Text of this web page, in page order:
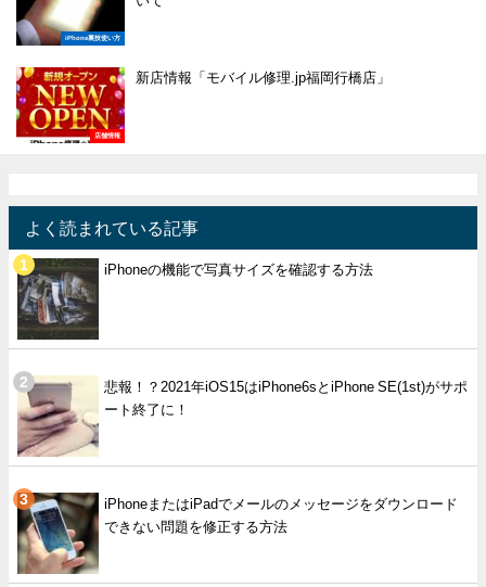
iPhone裏技使い方
店舗情報
新店情報「モバイル修理.jp福岡行橋店」
よく読まれている記事
iPhoneの機能で写真サイズを確認する方法
悲報！？2021年iOS15はiPhone6sとiPhone SE(1st)がサポ
ート終了に！
iPhoneまたはiPadでメールのメッセージをダウンロード
できない問題を修正する方法